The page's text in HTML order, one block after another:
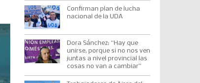
Confirman plan de lucha
nacional de la UDA
Dora Sánchez: “Hay que
unirse, porque si no nos ven
juntas a nivel provincial las
cosas no van a cambiar”